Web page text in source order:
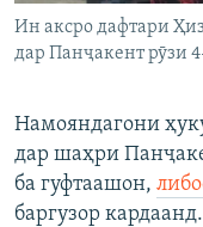
Ин аксро дафтари
дар Панҷакент рӯзи
Намояндагони
дар шаҳри
ба гуфтаашон,
баргузор кардаанд.